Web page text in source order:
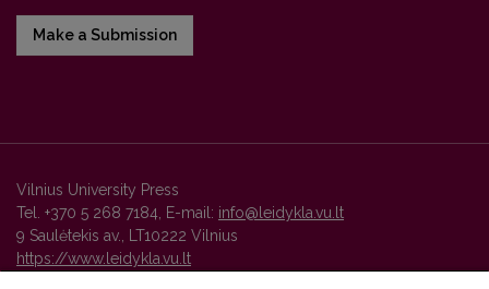
Make a Submission
Vilnius University Press
Tel. +370 5 268 7184, E-mail: info@leidykla.vu.lt
9 Saulėtekis av., LT10222 Vilnius
https://www.leidykla.vu.lt